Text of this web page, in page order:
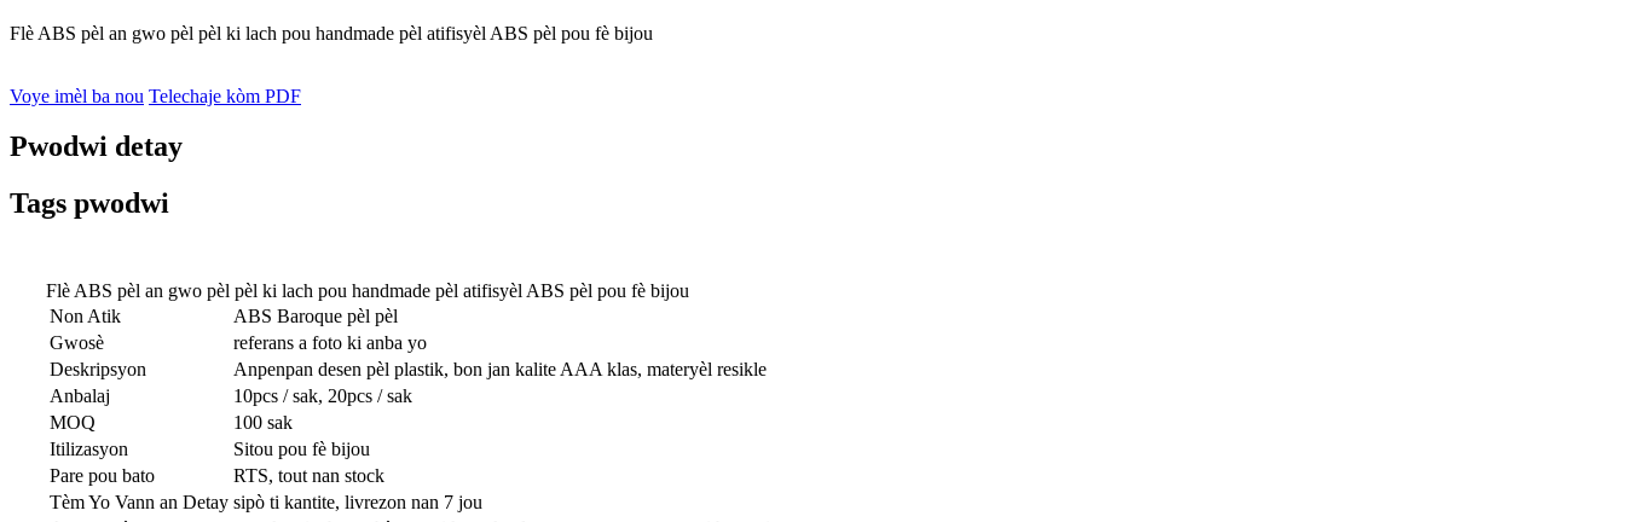
Flè ABS pèl an gwo pèl pèl ki lach pou handmade pèl atifisyèl ABS pèl pou fè bijou
Voye imèl ba nou Telechaje kòm PDF
Pwodwi detay
Tags pwodwi
Flè ABS pèl an gwo pèl pèl ki lach pou handmade pèl atifisyèl ABS pèl pou fè bijou
Non Atik
ABS Baroque pèl pèl
Gwosè
referans a foto ki anba yo
Deskripsyon
Anpenpan desen pèl plastik, bon jan kalite AAA klas, materyèl resikle
Anbalaj
10pcs / sak, 20pcs / sak
MOQ
100 sak
Itilizasyon
Sitou pou fè bijou
Pare pou bato
RTS, tout nan stock
Tèm Yo Vann an Detay sipò ti kantite, livrezon nan 7 jou